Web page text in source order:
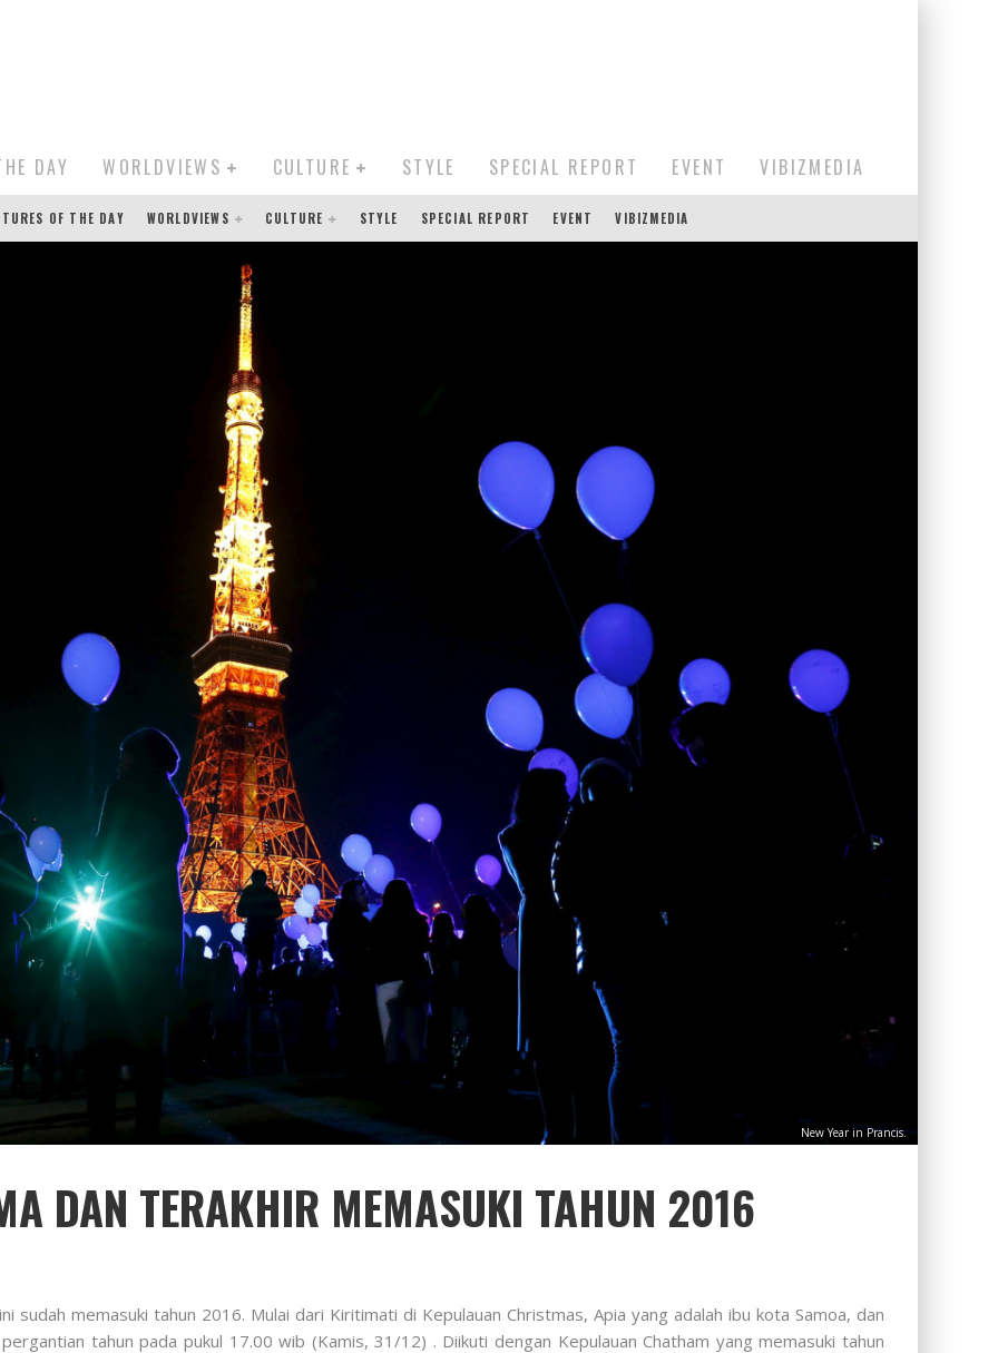
DAY WORLDVIEWS CULTURE STYLE SPECIAL REPORT EVENT VIBIZMEDIA
OF THE DAY WORLDVIEWS CULTURE STYLE SPECIAL REPORT EVENT VIBIZMEDIA
New Year in Prancis.
DAN TERAKHIR MEMASUKI TAHUN 2016
sudah memasuki tahun 2016. Mulai dari Kiritimati di Kepulauan Christmas, Apia yang adalah ibu kota Samoa, dan
tahun pada pukul 17.00 wib (Kamis, 31/12) . Diikuti dengan Kepulauan Chatham yang memasuki tahun